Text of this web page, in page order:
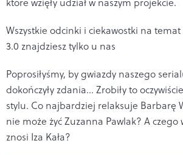
Wszystkie odcinki i ciekawostki na
3.0 znajdziesz tylko u nas
Poprosiłyśmy, by gwiazdy naszego
dokończyły zdania... Zrobiły to
stylu. Co najbardziej relaksuje Barbarę
nie może żyć Zuzanna Pawlak? A czego
znosi Iza Kała?